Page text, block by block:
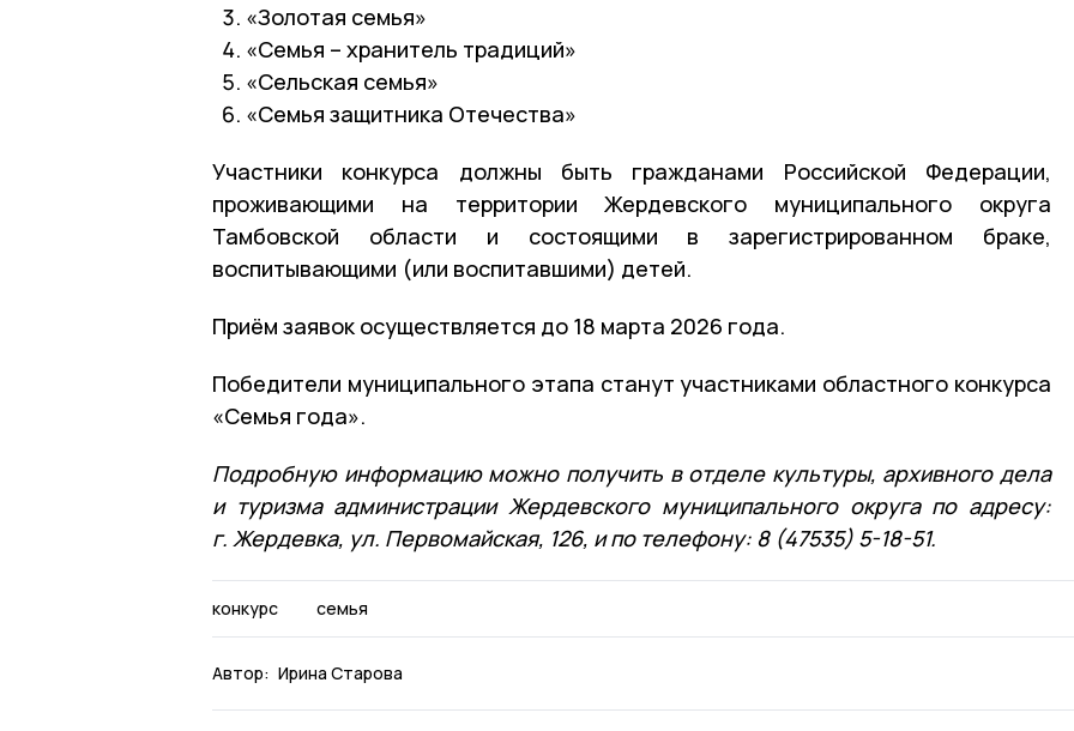
«Золотая семья»
«Семья – хранитель традиций»
«Сельская семья»
«Семья защитника Отечества»
Участники конкурса должны быть гражданами Российской Федерации,
проживающими на территории Жердевского муниципального округа
Тамбовской области и состоящими в зарегистрированном браке,
воспитывающими (или воспитавшими) детей.
Приём заявок осуществляется до 18 марта 2026 года.
Победители муниципального этапа станут участниками областного конкурса
«Семья года».
Подробную информацию можно получить в отделе культуры, архивного дела
и туризма администрации Жердевского муниципального округа по адресу:
г. Жердевка, ул. Первомайская, 126, и по телефону: 8 (47535) 5-18-51.
конкурс семья
Автор: Ирина Старова